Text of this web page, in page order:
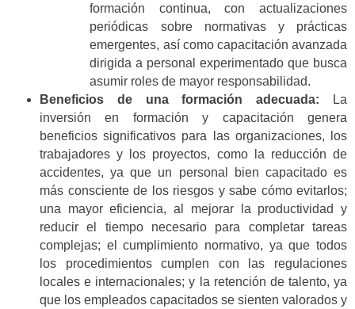
formación continua, con actualizaciones
periódicas sobre normativas y prácticas
emergentes, así como capacitación avanzada
dirigida a personal experimentado que busca
asumir roles de mayor responsabilidad.
Beneficios de una formación adecuada:
La
inversión en formación y capacitación genera
beneficios significativos para las organizaciones, los
trabajadores y los proyectos, como la reducción de
accidentes, ya que un personal bien capacitado es
más consciente de los riesgos y sabe cómo evitarlos;
una mayor eficiencia, al mejorar la productividad y
reducir el tiempo necesario para completar tareas
complejas; el cumplimiento normativo, ya que todos
los procedimientos cumplen con las regulaciones
locales e internacionales; y la retención de talento, ya
que los empleados capacitados se sienten valorados y